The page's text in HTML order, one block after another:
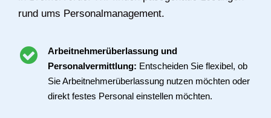
rund ums Personalmanagement.
Arbeitnehmerüberlassung und
Personalvermittlung: Entscheiden Sie flexibel, ob
Sie Arbeitnehmerüberlassung nutzen möchten oder
direkt festes Personal einstellen möchten.